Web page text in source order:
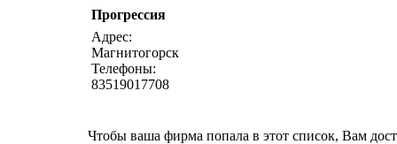
Прогрессия
Адрес:
Магнитогорск
Телефоны:
83519017708
Чтобы ваша фирма попала в этот список, Вам